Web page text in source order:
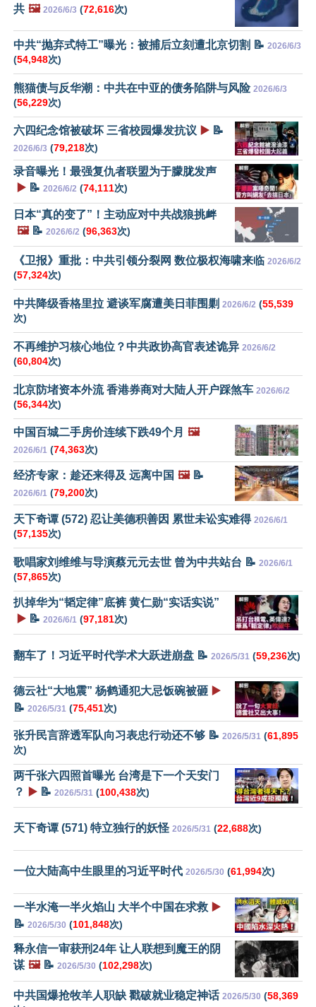
共 🖼️ 2026/6/3 (72,616次)
中共“抛弃式特工”曝光：被捕后立刻遭北京切割 📝 2026/6/3
(54,948次)
熊猫债与反华潮：中共在中亚的债务陷阱与风险 2026/6/3
(56,229次)
六四纪念馆被破坏 三省校园爆发抗议 ▶️ 📝
2026/6/3 (79,218次)
录音曝光！最强复仇者联盟为于朦胧发声
▶️ 📝 2026/6/2 (74,111次)
日本“真的变了”！主动应对中共战狼挑衅
🖼️📝 2026/6/2 (96,363次)
《卫报》重批：中共引领分裂网 数位极权海啸来临 2026/6/2
(57,324次)
中共降级香格里拉 避谈军腐遭美日菲围剿 2026/6/2 (55,539
次)
不再维护习核心地位？中共政协高官表述诡异 2026/6/2
(60,804次)
北京防堵资本外流 香港券商对大陆人开户踩煞车 2026/6/2
(56,344次)
中国百城二手房价连续下跌49个月 🖼️
2026/6/1 (74,363次)
经济专家：趁还来得及 远离中国 🖼️📝
2026/6/1 (79,200次)
天下奇谭 (572) 忍让美德积善因 累世未讼实难得 2026/6/1
(57,135次)
歌唱家刘维维与导演蔡元元去世 曾为中共站台 📝 2026/6/1
(57,865次)
扒掉华为“韬定律”底裤 黄仁勋“实话实说”
▶️ 📝 2026/6/1 (97,181次)
翻车了！习近平时代学术大跃进崩盘 📝 2026/5/31 (59,236次)
德云社“大地震” 杨鹤通犯大忌饭碗被砸 ▶️
📝 2026/5/31 (75,451次)
张升民言辞透军队向习表忠行动还不够 📝 2026/5/31 (61,895
次)
两千张六四照首曝光 台湾是下一个天安门
？
▶️ 📝 2026/5/31 (100,438次)
天下奇谭 (571) 特立独行的妖怪 2026/5/31 (22,688次)
一位大陆高中生眼里的习近平时代 2026/5/30 (61,994次)
一半水淹一半火焰山 大半个中国在求救 ▶️
📝 2026/5/30 (101,848次)
释永信一审获刑24年 让人联想到魔王的阴
谋 🖼️📝 2026/5/30 (102,298次)
中共国爆抢牧羊人职缺 戳破就业稳定神话 2026/5/30 (58,369